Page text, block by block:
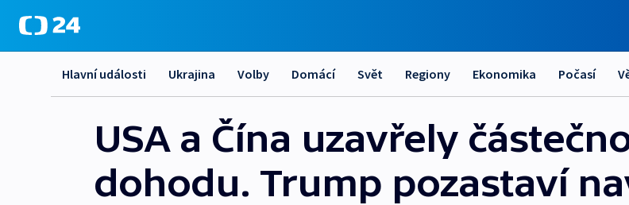
Hlavní události Ukrajina Volby Domácí Svět Regiony Ekonomika Počasí
USA a Čína uzavřely
dohodu. Trump pozastaví